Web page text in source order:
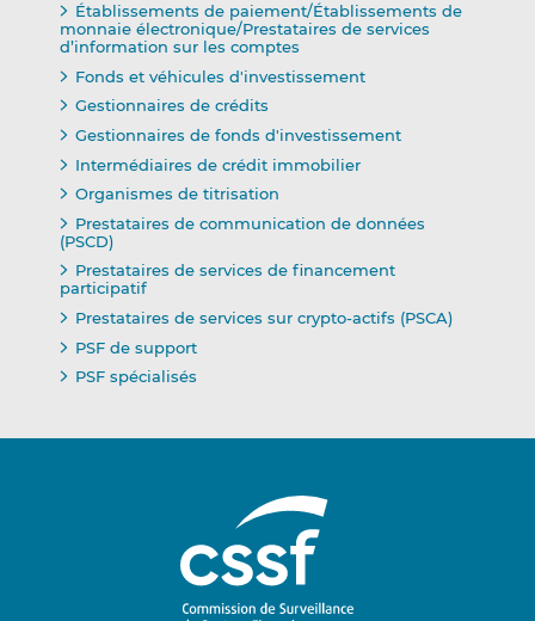
Établissements de paiement/Établissements de
monnaie électronique/Prestataires de services
d’information sur les comptes
Fonds et véhicules d'investissement
Gestionnaires de crédits
Gestionnaires de fonds d'investissement
Intermédiaires de crédit immobilier
Organismes de titrisation
Prestataires de communication de données
(PSCD)
Prestataires de services de financement
participatif
Prestataires de services sur crypto-actifs (PSCA)
PSF de support
PSF spécialisés